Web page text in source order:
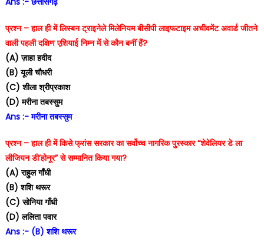
प्रश्न – हाल ही में लिस्बन ट्राइनेले मिलेनियम बीसीपी लाइफटाइम अचीवमेंट अवार्ड जीतने
वाली पहली दक्षिण एशियाई निम्न में से कौन बनीं हैं?
(A) ज़ाहा हदीद
(B) यूली चौधरी
(C) शीला श्रीप्रकाश
(D) मरीना तबस्सुम
Ans :- मरीना तबस्सुम
प्रश्न – हाल ही में किसे फ्रांस सरकार का सर्वोच्च नागरिक पुरस्कार “शेवेलियर डे ला
लीजियन डी’होनूर” से सम्मानित किया गया?
(A) राहुल गाँधी
(B) शशि थरूर
(C) सोनिया गाँधी
(D) ललिता पवार
Ans :- (B) शशि थरूर